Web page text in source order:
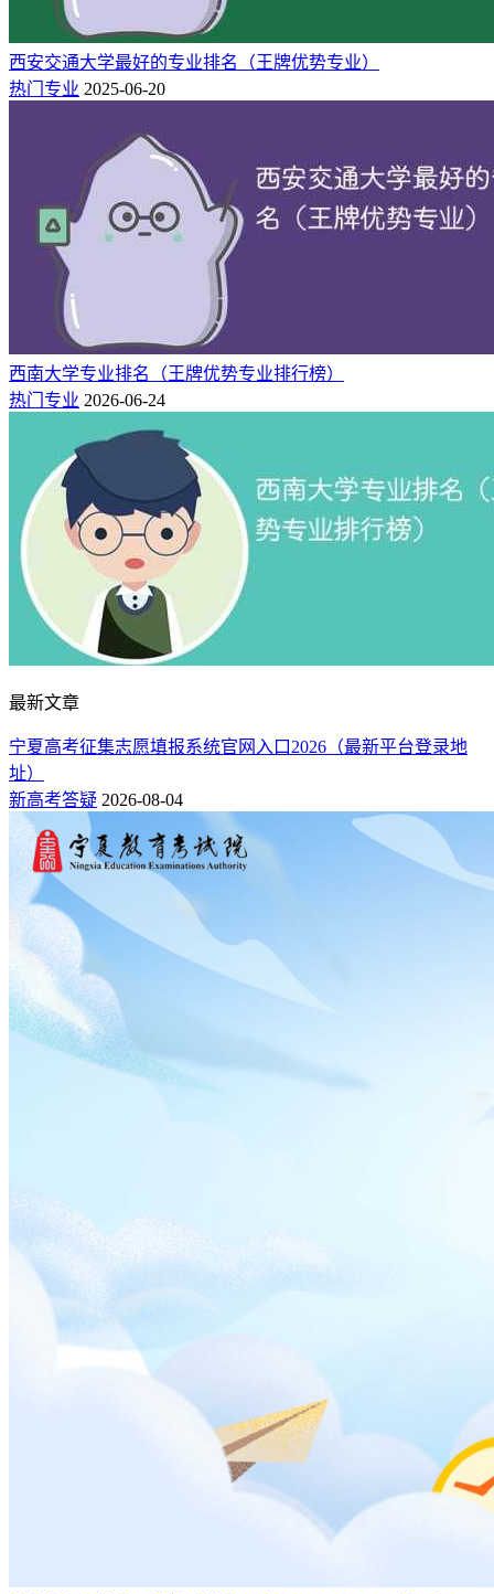
西安交通大学最好的专业排名（王牌优势专业）
热门专业 2025-06-20
西南大学专业排名（王牌优势专业排行榜）
热门专业 2026-06-24
最新文章
宁夏高考征集志愿填报系统官网入口2026（最新平台登录地
址）
新高考答疑 2026-08-04